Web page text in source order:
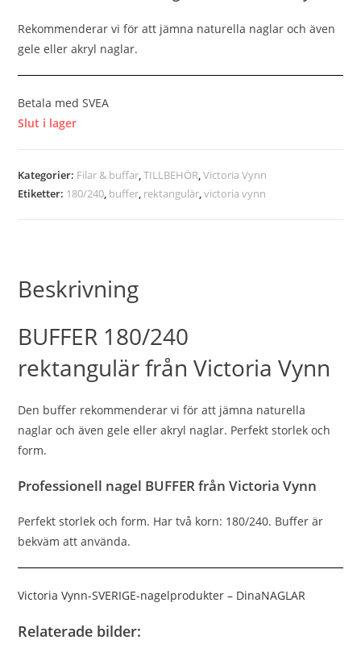
Rekommenderar vi för att jämna naturella naglar och även
gele eller akryl naglar.
Betala med SVEA
Slut i lager
Kategorier: Filar & buffar,TILLBEHÖR,Victoria Vynn
Etiketter: 180/240, buffer, rektangulär,victoria vynn
Beskrivning
BUFFER 180/240
rektangulär från Victoria Vynn
Den buffer rekommenderar vi för att jämna naturella
naglar och även gele eller akryl naglar. Perfekt storlek och
form.
Professionell nagel BUFFER från Victoria Vynn
Perfekt storlek och form. Har två korn: 180/240. Buffer är
bekväm att använda.
Victoria Vynn-SVERIGE-nagelprodukter – DinaNAGLAR
Relaterade bilder: